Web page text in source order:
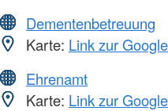
Dementenbetreuung
Karte: Link zur
Ehrenamt
Karte: Link zur